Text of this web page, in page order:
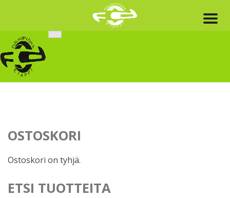
content
OSTOSKORI
Ostoskori on tyhjä.
ETSI TUOTTEITA